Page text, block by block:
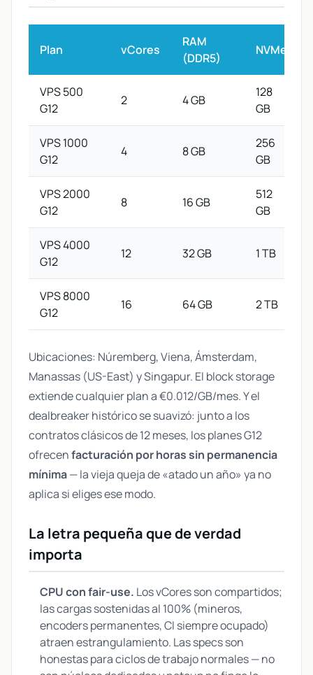
Plan vCores
RAM
(DDR5)
NVMe
VPS 500
G12
2 4 GB
128
GB
VPS 1000
G12
4 8 GB
256
GB
VPS 2000
G12
8 16 GB
512
GB
VPS 4000
G12
12 32 GB 1 TB
VPS 8000
G12
16 64 GB 2 TB
Ubicaciones: Núremberg, Viena, Ámsterdam,
Manassas (US-East) y Singapur. El block storage
extiende cualquier plan a €0.012/GB/mes. Y el
dealbreaker histórico se suavizó: junto a los
contratos clásicos de 12 meses, los planes G12
ofrecenfacturación por horas sin permanencia
mínima— la vieja queja de «atado un año» ya no
aplica si eliges ese modo.
La letra pequeña que de verdad
importa
CPU con fair-use. Los vCores son compartidos;
las cargas sostenidas al 100% (mineros,
encoders permanentes, CI siempre ocupado)
atraen estrangulamiento. Las specs son
honestas para ciclos de trabajo normales — no